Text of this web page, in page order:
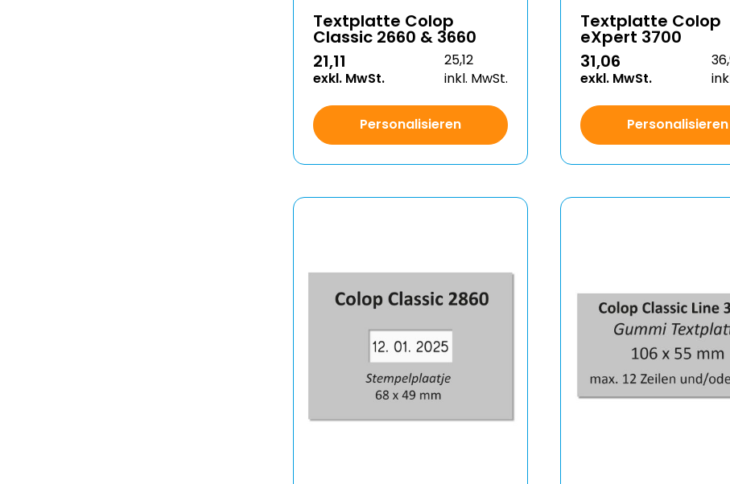
Textplatte Colop
Classic 2660 & 3660
21,11
exkl. MwSt.
25,12
inkl. MwSt.
Personalisieren
Textplatte Colop
eXpert 3700
31,06
exkl. MwSt.
Personalisieren